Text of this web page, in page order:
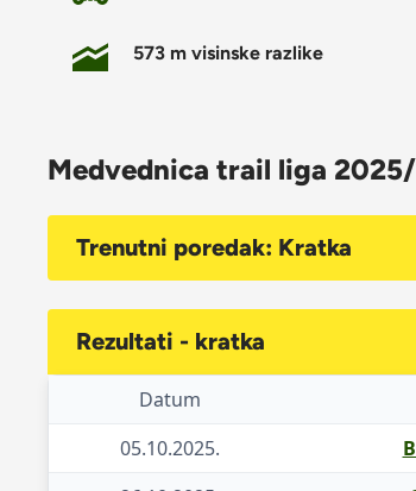
573 m visinske razlike
Medvednica trail liga
Trenutni poredak: Kratka
Rezultati - kratka
Datum
05.10.2025.